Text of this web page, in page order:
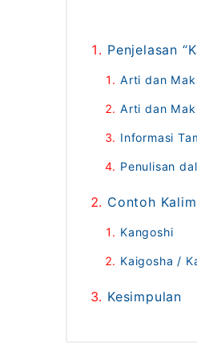
Penjelasan
Arti dan
Arti dan
Informasi
Penulisan
Contoh
Kangoshi
Kaigosha /
Kesimpulan